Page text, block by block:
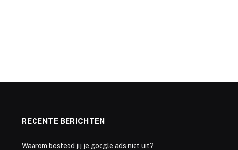
RECENTE BERICHTEN
Waarom besteed jij je google ads niet uit?